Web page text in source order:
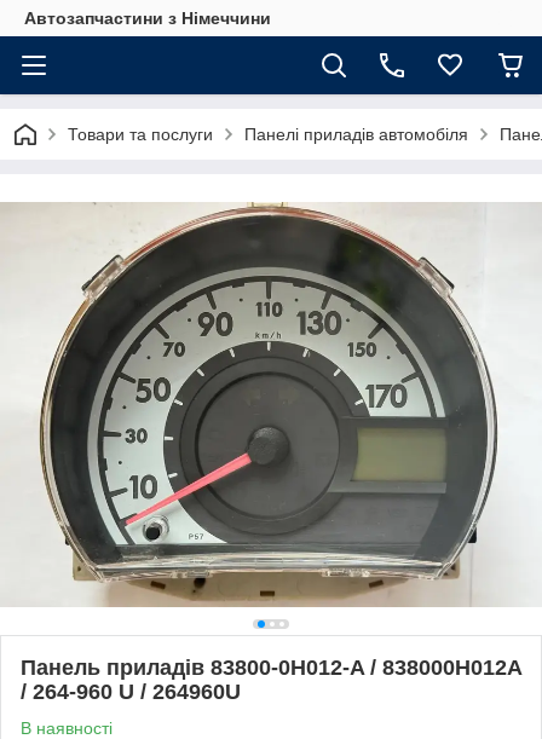
Автозапчастини з Німеччини
Товари та послуги Панелі приладів автомобіля
Панель приладів 83800-0H012-A / 838000H012A
/ 264-960 U / 264960U
В наявності